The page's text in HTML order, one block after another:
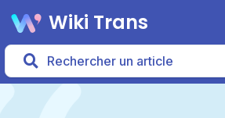
Wiki Trans